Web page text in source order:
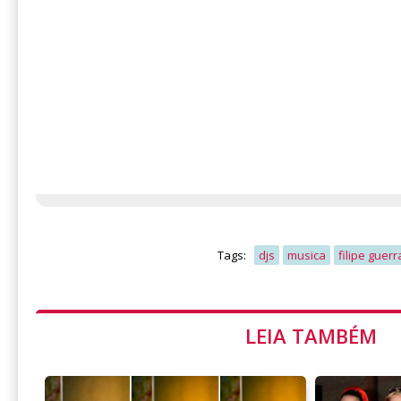
Tags: djs musica filipe
LEIA TAMBÉM